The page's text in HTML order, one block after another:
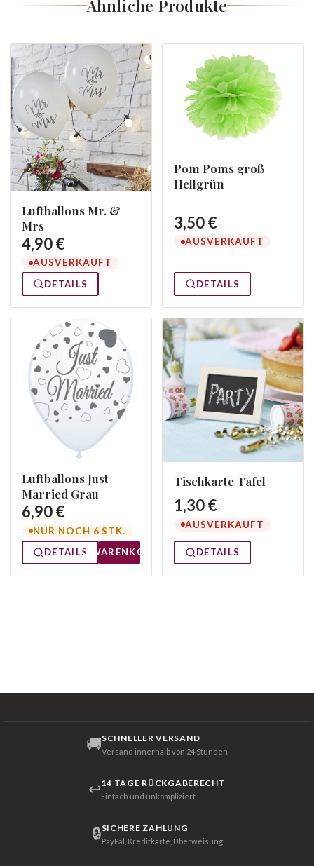
Ähnliche Produkte
Luftballons Mr. &
Mrs
4,90 €
AUSVERKAUFT
DETAILS
Pom Poms groß
Hellgrün
3,50 €
AUSVERKAUFT
DETAILS
Luftballons Just
Married Grau
6,90 €
NUR NOCH 6 STK.
DETAILS
WARENKORB
Tischkarte Tafel
1,30 €
AUSVERKAUFT
DETAILS
🚚SCHNELLER VERSAND
Versand innerhalb von 24 Stunden
↩14 TAGE RÜCKGABERECHT
Einfach und unkompliziert
🔒SICHERE ZAHLUNG
PayPal, Kreditkarte, Überweisung